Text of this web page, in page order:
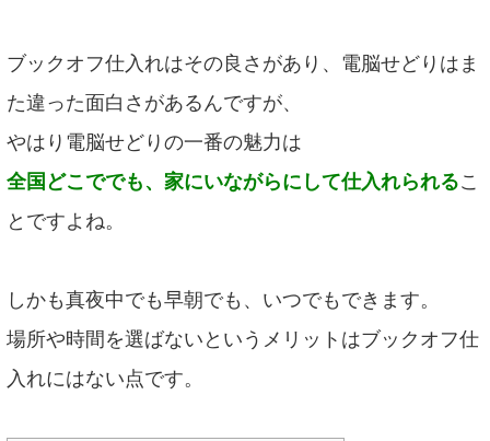
ブックオフ仕入れはその良さがあり、電脳せどりはま
た違った面白さがあるんですが、
やはり電脳せどりの一番の魅力は
全国どこででも、家にいながらにして仕入れられるこ
とですよね。
しかも真夜中でも早朝でも、いつでもできます。
場所や時間を選ばないというメリットはブックオフ仕
入れにはない点です。